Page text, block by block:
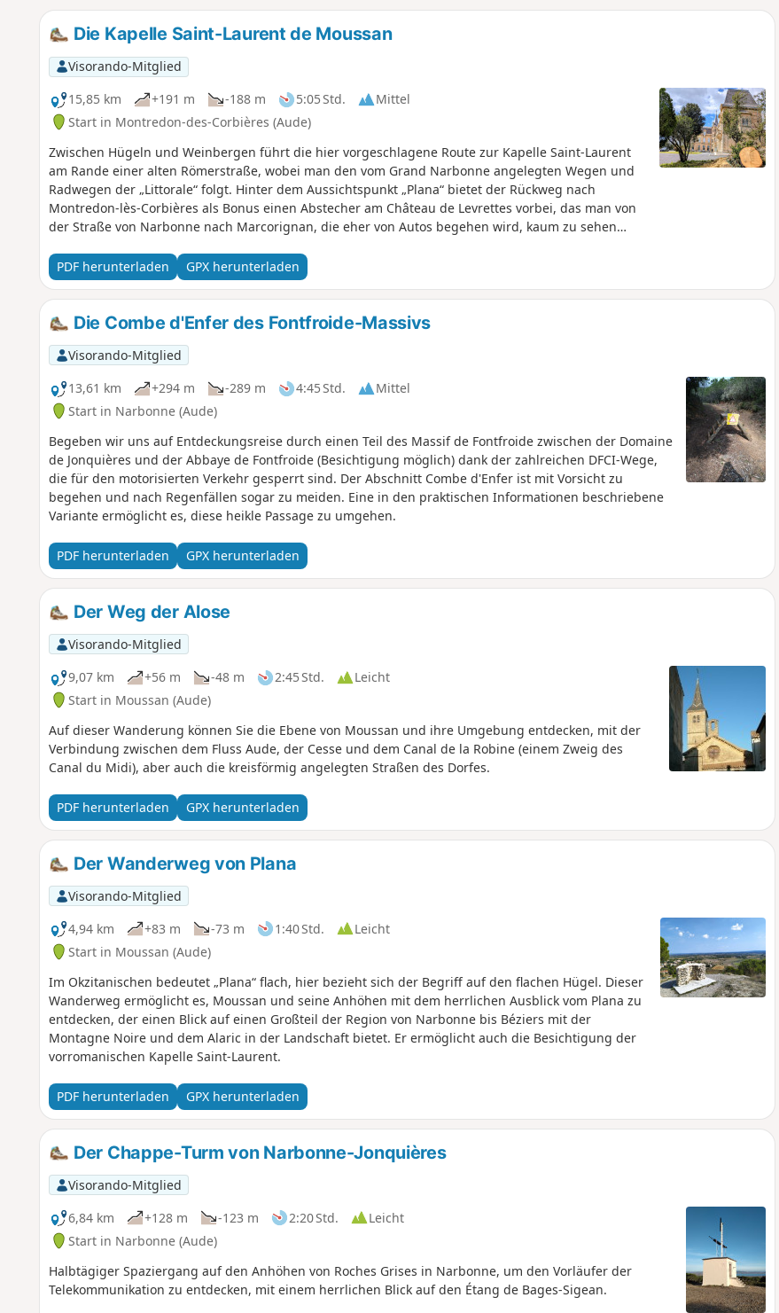
Die Kapelle Saint-Laurent de Moussan
Visorando-Mitglied
15,85 km
+191 m -188 m 5:05 Std.
Mittel
Start in Montredon-des-Corbières (Aude)
Zwischen Hügeln und Weinbergen führt die hier vorgeschlagene Route zur Kapelle Saint-Laurent
am Rande einer alten Römerstraße, wobei man den vom Grand Narbonne angelegten Wegen und
Radwegen der „Littorale“ folgt. Hinter dem Aussichtspunkt „Plana“ bietet der Rückweg nach
Montredon-lès-Corbières als Bonus einen Abstecher am Château de Levrettes vorbei, das man von
der Straße von Narbonne nach Marcorignan, die eher von Autos begehen wird, kaum zu sehen
Sentier du Plana, nicht ausgeschildert ist, empfiehlt es sich, die Route auf dem Smartphone
gespeichert zu haben, um die Wanderung ohne Orientierungsprobleme anzutreten.
PDF herunterladen GPX herunterladen
Die Combe d'Enfer des Fontfroide-Massivs
Visorando-Mitglied
13,61 km
+294 m -289 m 4:45 Std.
Mittel
Start in Narbonne (Aude)
Begeben wir uns auf Entdeckungsreise durch einen Teil des Massif de Fontfroide zwischen der Domaine
de Jonquières und der Abbaye de Fontfroide (Besichtigung möglich) dank der zahlreichen DFCI-Wege,
die für den motorisierten Verkehr gesperrt sind. Der Abschnitt Combe d'Enfer ist mit Vorsicht zu
begehen und nach Regenfällen sogar zu meiden. Eine in den praktischen Informationen beschriebene
Variante ermöglicht es, diese heikle Passage zu umgehen.
PDF herunterladen GPX herunterladen
Der Weg der Alose
Visorando-Mitglied
9,07 km
+56 m -48 m 2:45 Std.
Leicht
Start in Moussan (Aude)
Auf dieser Wanderung können Sie die Ebene von Moussan und ihre Umgebung entdecken, mit der
Verbindung zwischen dem Fluss Aude, der Cesse und dem Canal de la Robine (einem Zweig des
Canal du Midi), aber auch die kreisförmig angelegten Straßen des Dorfes.
PDF herunterladen GPX herunterladen
Der Wanderweg von Plana
Visorando-Mitglied
4,94 km
+83 m -73 m 1:40 Std.
Leicht
Start in Moussan (Aude)
Im Okzitanischen bedeutet „Plana“ flach, hier bezieht sich der Begriff auf den flachen Hügel. Dieser
Wanderweg ermöglicht es, Moussan und seine Anhöhen mit dem herrlichen Ausblick vom Plana zu
entdecken, der einen Blick auf einen Großteil der Region von Narbonne bis Béziers mit der
Montagne Noire und dem Alaric in der Landschaft bietet. Er ermöglicht auch die Besichtigung der
vorromanischen Kapelle Saint-Laurent.
PDF herunterladen GPX herunterladen
Der Chappe-Turm von Narbonne-Jonquières
Visorando-Mitglied
6,84 km
+128 m -123 m 2:20 Std.
Leicht
Start in Narbonne (Aude)
Halbtägiger Spaziergang auf den Anhöhen von Roches Grises in Narbonne, um den Vorläufer der
Telekommunikation zu entdecken, mit einem herrlichen Blick auf den Étang de Bages-Sigean.